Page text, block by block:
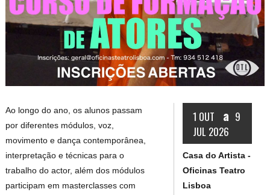
1 OUT a 9
JUL 2026
Casa do Artista -
Oficinas Teatro
Lisboa
Ao longo do ano, os alunos passam
por diferentes módulos, voz,
movimento e dança contemporânea,
interpretação e técnicas para o
trabalho do actor, além dos módulos
participam em masterclasses com